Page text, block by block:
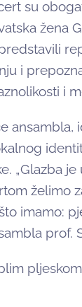
su
žena
i
i
„Glazba
želimo
imamo:
prof.